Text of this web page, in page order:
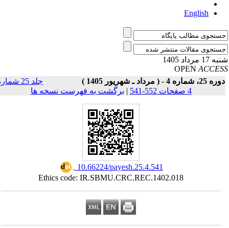
English
مرداد 1405
OPEN
شماره 4 - ( مرداد ـ شهریور 1405 )
جلد 25 شماره
| برگشت به فهرست نسخه ها
‎ 10.66224/payesh.25.4.541
Ethics code: IR.SBMU.CRC.REC.1402.018